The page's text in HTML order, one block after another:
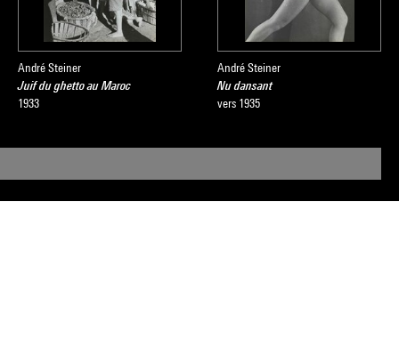
André Steiner
Juif du ghetto au Maroc
1933
André Steiner
Nu dansant
vers 1935